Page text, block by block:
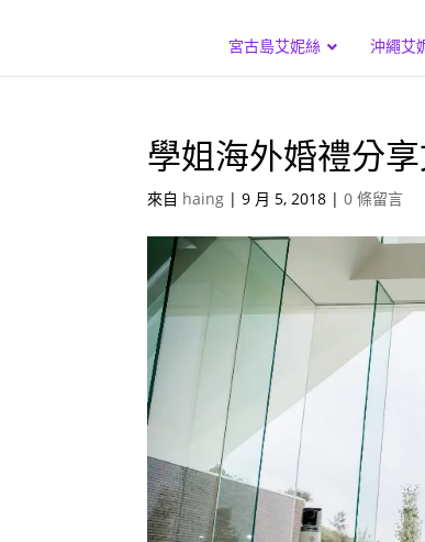
宮古島艾妮絲 沖繩艾
學姐海外婚禮分
來自 haing |9 月 5, 2018 |0 條留言